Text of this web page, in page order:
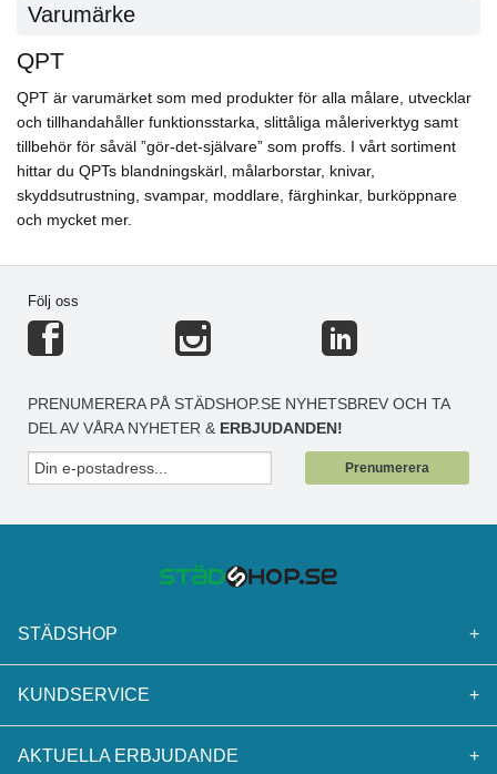
Varumärke
QPT
QPT är varumärket som med produkter för alla målare, utvecklar
och tillhandahåller funktionsstarka, slittåliga måleriverktyg samt
tillbehör för såväl ”gör-det-självare” som proffs. I vårt sortiment
hittar du QPTs blandningskärl, målarborstar, knivar,
skyddsutrustning, svampar, moddlare, färghinkar, burköppnare
och mycket mer.
Följ oss
PRENUMERERA PÅ STÄDSHOP.SE NYHETSBREV OCH TA
DEL AV VÅRA NYHETER & ERBJUDANDEN!
Prenumerera
STÄDSHOP +
KUNDSERVICE +
AKTUELLA ERBJUDANDE +